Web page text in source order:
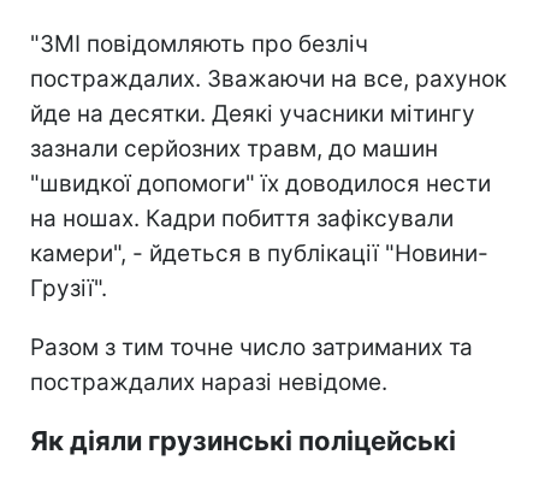
"ЗМІ повідомляють про безліч
постраждалих. Зважаючи на все, рахунок
йде на десятки. Деякі учасники мітингу
зазнали серйозних травм, до машин
"швидкої допомоги" їх доводилося нести
на ношах. Кадри побиття зафіксували
камери", - йдеться в публікації "Новини-
Грузії".
Разом з тим точне число затриманих та
постраждалих наразі невідоме.
Як діяли грузинські поліцейські